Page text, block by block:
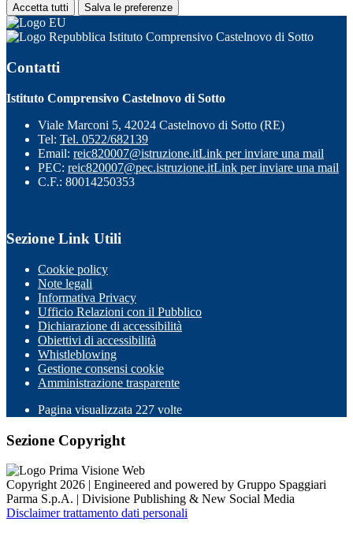
Accetta tutti Salva le preferenze
Istituto Comprensivo Castelnovo di Sotto
Contatti
Istituto Comprensivo Castelnovo di Sotto
Viale Marconi 5, 42024 Castelnovo di Sotto (RE)
Tel: Tel. 0522/682139
Email: reic820007@istruzione.itLink per inviare una mail
PEC: reic820007@pec.istruzione.itLink per inviare una mail
C.F.: 80014250353
Sezione Link Utili
Cookie policy
Note legali
Informativa Privacy
Ufficio Relazioni con il Pubblico
Dichiarazione di accessibilità
Obiettivi di accessibilità
Whistleblowing
Gestione consensi cookie
Amministrazione trasparente
Pagina visualizzata 227 volte
Sezione Copyright
Copyright 2026 | Engineered and powered by Gruppo Spaggiari
Parma S.p.A. | Divisione Publishing & New Social Media
Disclaimer trattamento dati personali